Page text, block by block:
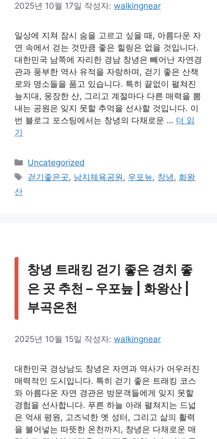
2025년 10월 17일 작성자: walkingnear
일상에 지쳐 잠시 숨을 고르고 싶을 때, 아름다운 자
연 속에서 걷는 것만큼 좋은 힐링은 없을 것입니다.
대한민국 남쪽에 자리한 경남 창녕은 빼어난 자연경
관과 풍부한 역사 유적을 자랑하며, 걷기 좋은 산책
로와 명소들을 품고 있습니다. 특히 끝없이 펼쳐진
늪지대, 웅장한 산, 그리고 계절마다 다른 매력을 뽐
내는 공원은 잊지 못할 추억을 선사할 것입니다. 이
번 블로그 포스팅에서는 창녕의 다채로운 … 더 읽
기
카
테
Uncategorized
태
걷기좋은곳, 남지체육공원 , 우포늪, 창녕 , 화왕
산
창녕 트래킹 걷기 좋은 경치 좋
은 곳 추천 – 우포늪 | 화왕산 |
부곡온천
2025년 10월 15일 작성자: walkingnear
대한민국 경상남도 창녕은 자연과 역사가 어우러진
매력적인 도시입니다. 특히 걷기 좋은 트래킹 코스
와 아름다운 자연 경관은 방문객들에게 잊지 못할
경험을 선사합니다. 푸른 하늘 아래 펼쳐지는 드넓
은 억새 평원, 고즈넉한 옛 성터, 그리고 삶의 활력
을 불어넣는 따뜻한 온천까지, 창녕은 다채로운 매